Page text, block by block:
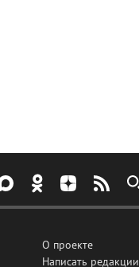
О проекте
Написать редакции